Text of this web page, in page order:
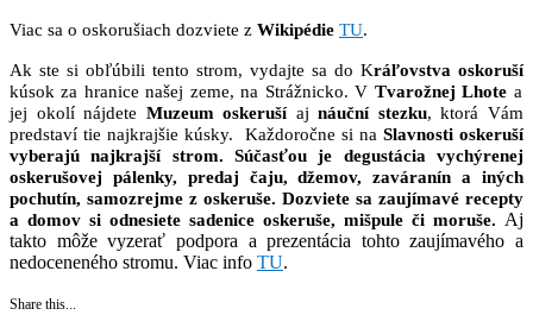
Viac sa o oskorušiach dozviete z Wikipédie TU.
Ak ste si obľúbili tento strom, vydajte sa do Kráľovstva oskoruší
kúsok za hranice našej zeme, na Strážnicko. V Tvarožnej Lhote a
jej okolí nájdete Muzeum oskerušíajnáuční stezku, ktorá Vám
predstaví tie najkrajšie kúsky. Každoročne si na Slavnosti oskeruší
vyberajú najkrajší strom. Súčasťou je degustácia vychýrenej
oskerušovej pálenky, predaj čaju, džemov, zaváranín a iných
pochutín, samozrejme z oskeruše. Dozviete sa zaujímavé recepty
a domov si odnesiete sadenice oskeruše, mišpule či moruše. Aj
takto môže vyzerať podpora a prezentácia tohto zaujímavého a
nedoceneného stromu. Viac info TU.
Share this...